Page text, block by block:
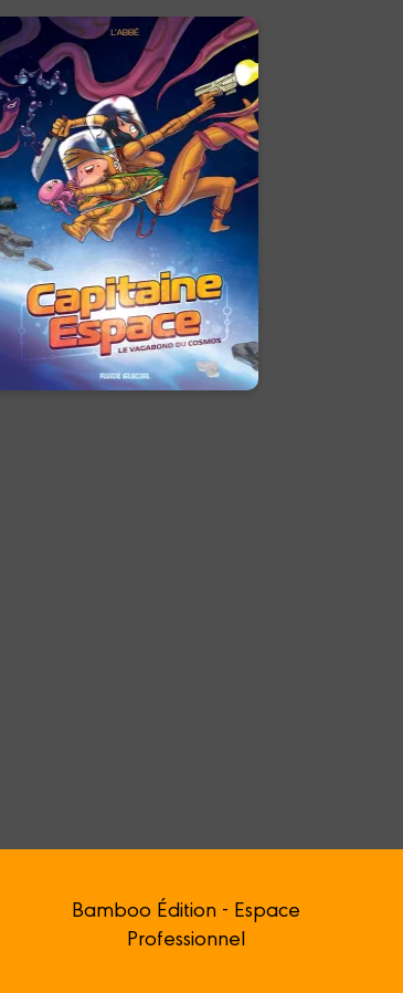
Capitaine Espace
Tome 01
Date de parution :
02/07/2025
Son nom ? Espace, le vagabond
du cosmos. Sa mission ? Prouver
son innocence...
En voir +
Bamboo Édition - Espace
Professionnel